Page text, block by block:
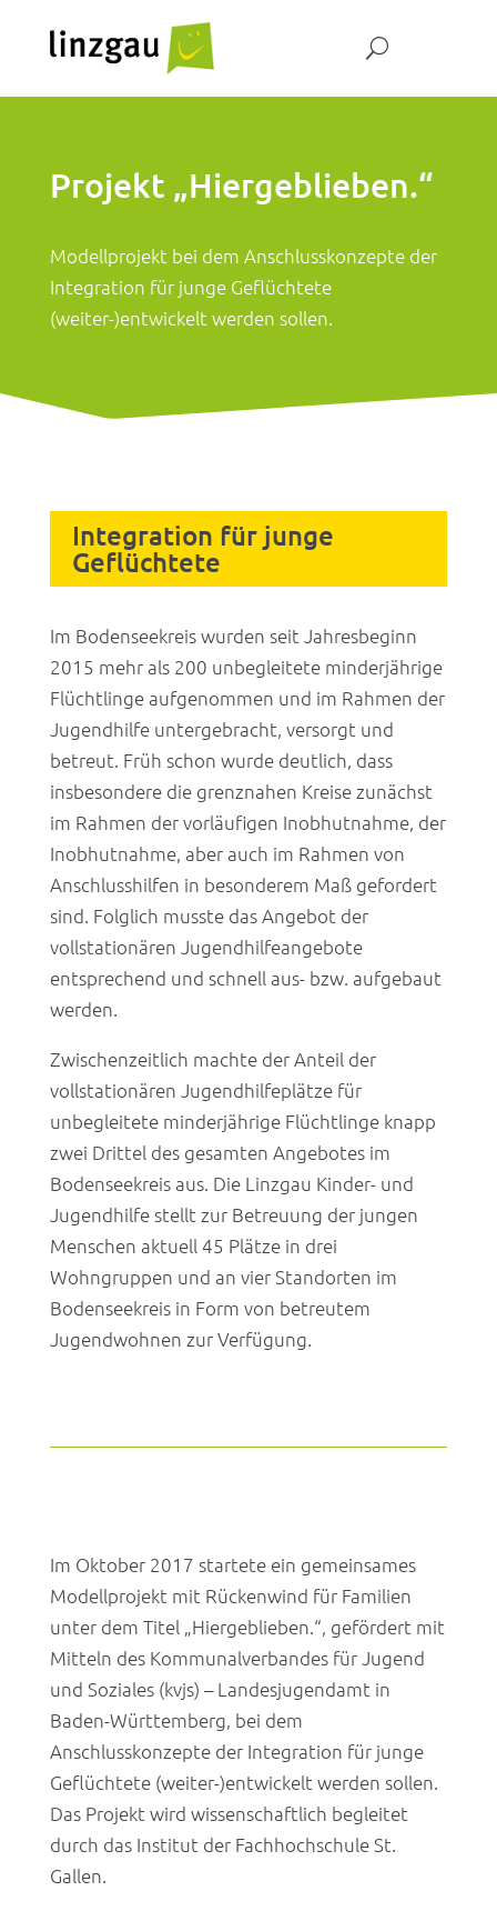
Projekt „Hiergeblieben.“
Modellprojekt bei dem Anschlusskonzepte der
Integration für junge Geflüchtete
(weiter-)entwickelt werden sollen.
Integration für junge
Geflüchtete
Im Bodenseekreis wurden seit Jahresbeginn
2015 mehr als 200 unbegleitete minderjährige
Flüchtlinge aufgenommen und im Rahmen der
Jugendhilfe untergebracht, versorgt und
betreut. Früh schon wurde deutlich, dass
insbesondere die grenznahen Kreise zunächst
im Rahmen der vorläufigen Inobhutnahme, der
Inobhutnahme, aber auch im Rahmen von
Anschlusshilfen in besonderem Maß gefordert
sind. Folglich musste das Angebot der
vollstationären Jugendhilfeangebote
entsprechend und schnell aus- bzw. aufgebaut
werden.
Zwischenzeitlich machte der Anteil der
vollstationären Jugendhilfeplätze für
unbegleitete minderjährige Flüchtlinge knapp
zwei Drittel des gesamten Angebotes im
Bodenseekreis aus. Die Linzgau Kinder- und
Jugendhilfe stellt zur Betreuung der jungen
Menschen aktuell 45 Plätze in drei
Wohngruppen und an vier Standorten im
Bodenseekreis in Form von betreutem
Jugendwohnen zur Verfügung.
Im Oktober 2017 startete ein gemeinsames
Modellprojekt mit Rückenwind für Familien
unter dem Titel „Hiergeblieben.“, gefördert mit
Mitteln des Kommunalverbandes für Jugend
und Soziales (kvjs) – Landesjugendamt in
Baden-Württemberg, bei dem
Anschlusskonzepte der Integration für junge
Geflüchtete (weiter-)entwickelt werden sollen.
Das Projekt wird wissenschaftlich begleitet
durch das Institut der Fachhochschule St.
Gallen.